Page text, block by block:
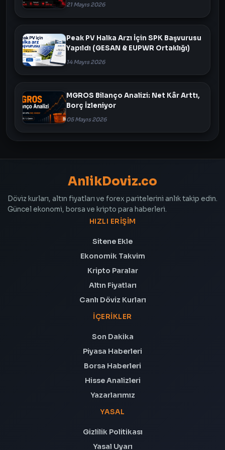
21 Mayıs 2026
Peak PV Halka Arzı İçin SPK Başvurusu
Yapıldı (GESAN & EUPWR Ortaklığı)
14 Mayıs 2026
MGROS Bilanço Analizi: Net Kâr Arttı,
Borç İzleniyor
05 Mayıs 2026
AnlikDoviz.co
Döviz kurları, altın fiyatları ve forex paritelerini anlık takip edin.
Güncel ekonomi, borsa ve kripto para haberleri.
HIZLI ERIŞIM
Sitene Ekle
Ekonomik Takvim
Kripto Paralar
Altın Fiyatları
Canlı Döviz Kurları
İÇERIKLER
Son Dakika
Piyasa Haberleri
Borsa Haberleri
Hisse Analizleri
Yazarlarımız
YASAL
Gizlilik Politikası
Yasal Uyarı